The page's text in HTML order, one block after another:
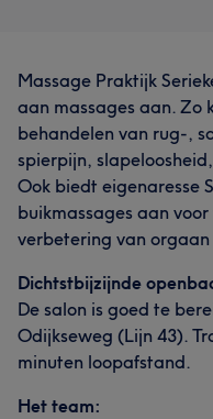
Massage Praktijk
aan massages aan. Zo
behandelen van rug-,
spierpijn,
Ook biedt eigenaresse
buikmassages aan
verbetering van
Dichtstbijzijnde
De salon is goed te
Odijkseweg (Lijn 43).
minuten loopafstand.
Het team: